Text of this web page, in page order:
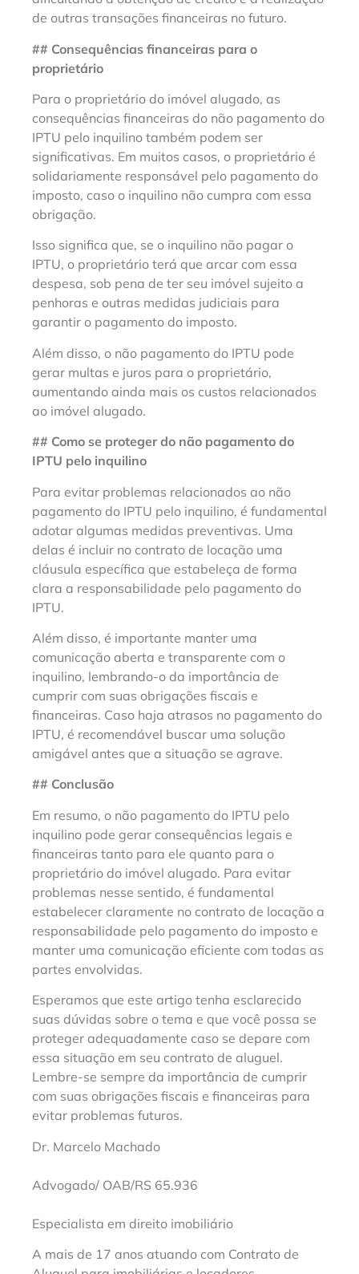
de outras transações financeiras no futuro.
## Consequências financeiras para o
proprietário
Para o proprietário do imóvel alugado, as
consequências financeiras do não pagamento do
IPTU pelo inquilino também podem ser
significativas. Em muitos casos, o proprietário é
solidariamente responsável pelo pagamento do
imposto, caso o inquilino não cumpra com essa
obrigação.
Isso significa que, se o inquilino não pagar o
IPTU, o proprietário terá que arcar com essa
despesa, sob pena de ter seu imóvel sujeito a
penhoras e outras medidas judiciais para
garantir o pagamento do imposto.
Além disso, o não pagamento do IPTU pode
gerar multas e juros para o proprietário,
aumentando ainda mais os custos relacionados
ao imóvel alugado.
## Como se proteger do não pagamento do
IPTU pelo inquilino
Para evitar problemas relacionados ao não
pagamento do IPTU pelo inquilino, é fundamental
adotar algumas medidas preventivas. Uma
delas é incluir no contrato de locação uma
cláusula específica que estabeleça de forma
clara a responsabilidade pelo pagamento do
IPTU.
Além disso, é importante manter uma
comunicação aberta e transparente com o
inquilino, lembrando-o da importância de
cumprir com suas obrigações fiscais e
financeiras. Caso haja atrasos no pagamento do
IPTU, é recomendável buscar uma solução
amigável antes que a situação se agrave.
## Conclusão
Em resumo, o não pagamento do IPTU pelo
inquilino pode gerar consequências legais e
financeiras tanto para ele quanto para o
proprietário do imóvel alugado. Para evitar
problemas nesse sentido, é fundamental
estabelecer claramente no contrato de locação a
responsabilidade pelo pagamento do imposto e
manter uma comunicação eficiente com todas as
partes envolvidas.
Esperamos que este artigo tenha esclarecido
suas dúvidas sobre o tema e que você possa se
proteger adequadamente caso se depare com
essa situação em seu contrato de aluguel.
Lembre-se sempre da importância de cumprir
com suas obrigações fiscais e financeiras para
evitar problemas futuros.
Dr. Marcelo Machado
Advogado/ OAB/RS 65.936
Especialista em direito imobiliário
A mais de 17 anos atuando com Contrato de